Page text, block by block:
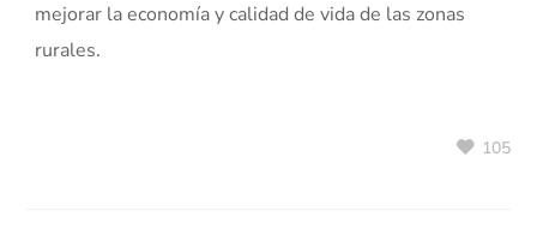
mejorar la economía y calidad de vida de las zonas
rurales.
105